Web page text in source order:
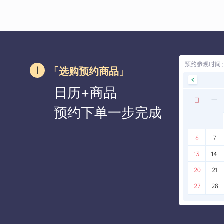
「选购预约商品」
日历+商品
预约下单一步完成